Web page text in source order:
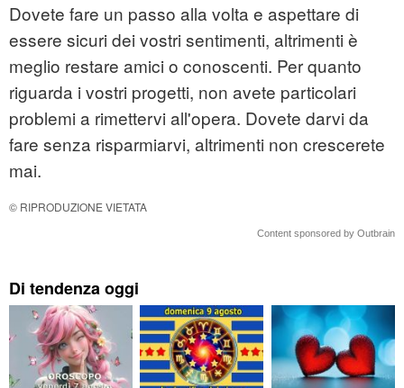
Dovete fare un passo alla volta e aspettare di
essere sicuri dei vostri sentimenti, altrimenti è
meglio restare amici o conoscenti. Per quanto
riguarda i vostri progetti, non avete particolari
problemi a rimettervi all'opera. Dovete darvi da
fare senza risparmiarvi, altrimenti non crescerete
mai.
© RIPRODUZIONE VIETATA
Content sponsored by Outbrain
Di tendenza oggi